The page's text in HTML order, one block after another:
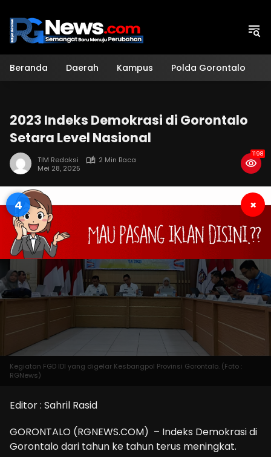
konten
Beranda Daerah Kampus Polda Gorontalo
2023 Indeks Demokrasi di Gorontalo
Setara Level Nasional
TIM Redaksi
2 Min Baca
Mei 28, 2025
1198
3 ×
Kegiatan FGD IDI yang digelar Kesbangpol Provinsi Gorontalo. (Foto :
RGNews)
Editor : Sahril Rasid
GORONTALO (RGNEWS.COM) – Indeks Demokrasi di
Gorontalo dari tahun ke tahun terus meningkat.